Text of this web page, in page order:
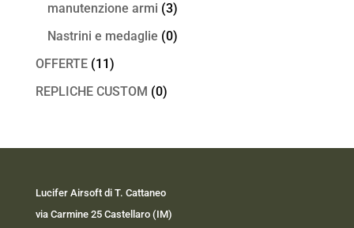
manutenzione armi (3)
Nastrini e medaglie (0)
OFFERTE (11)
REPLICHE CUSTOM (0)
Lucifer Airsoft di T. Cattaneo
via Carmine 25 Castellaro (IM)